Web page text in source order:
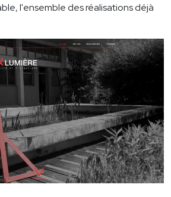
l'ensemble des réalisations déjà